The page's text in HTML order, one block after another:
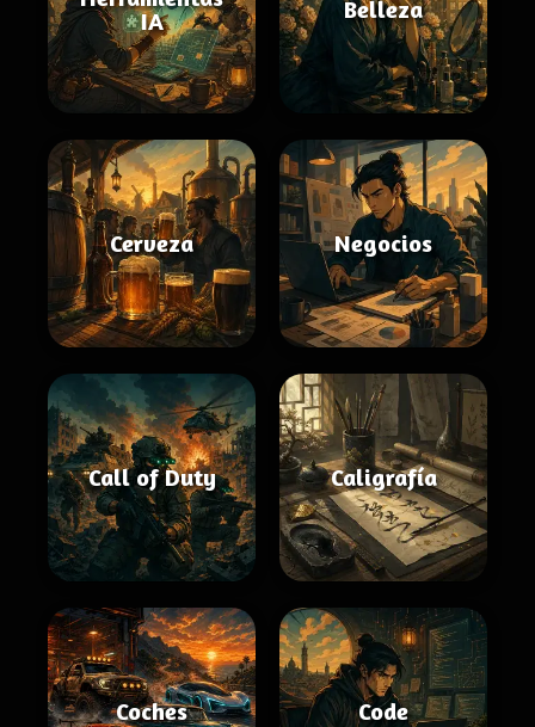
IA
Belleza
Cerveza Negocios
Call of Duty Caligrafía
Coches Code